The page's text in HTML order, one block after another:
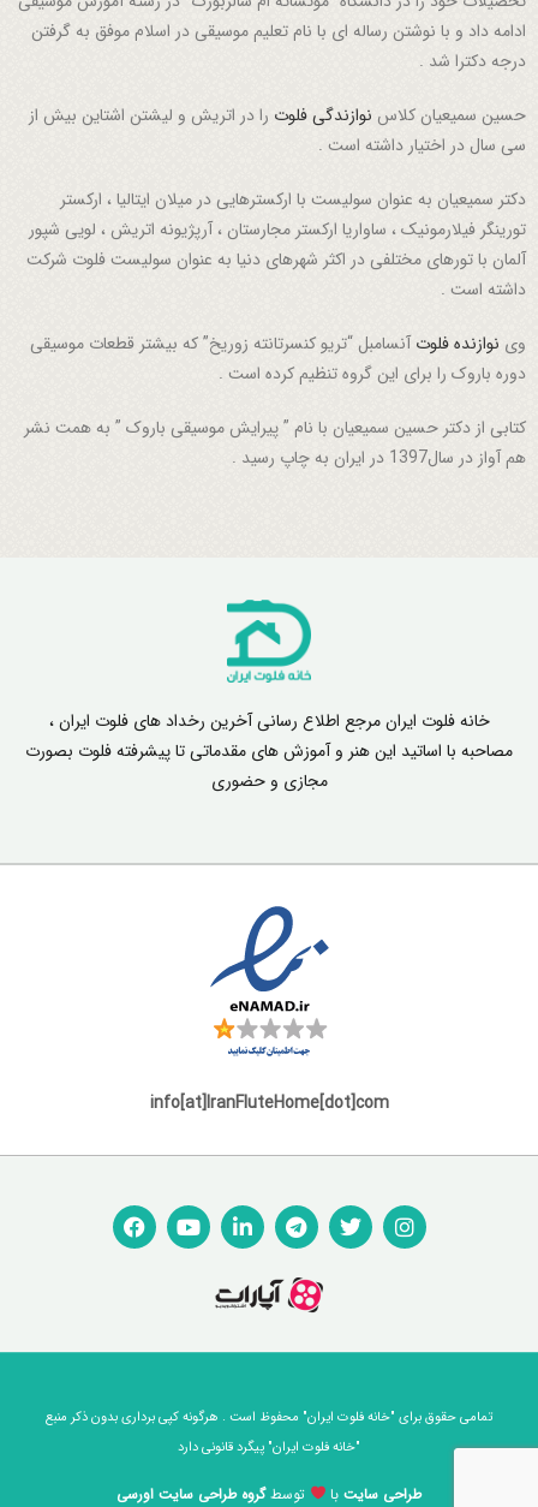
ادامه داد و با نوشتن رساله ای با نام تعلیم موسیقی در اسلام موفق به گرفتن
درجه دکترا شد .
حسین سمیعیان کلاس نوازندگی فلوت را در اتریش و لیشتن اشتاین بیش از
سی سال در اختیار داشته است .
دکتر سمیعیان به عنوان سولیست با ارکسترهایی در میلان ایتالیا ، ارکستر
تورینگر فیلارمونیک ، ساواریا ارکستر مجارستان ، آرپژیونه اتریش ، لویی شپور
آلمان با تورهای مختلفی در اکثر شهرهای دنیا به عنوان سولیست فلوت شرکت
داشته است .
وی نوازنده فلوتآنسامبل “تریو کنسرتانته زوریخ” که بیشتر قطعات موسیقی
دوره باروک را برای این گروه تنظیم کرده است .
کتابی از دکتر حسین سمیعیان با نام ” پیرایش موسیقی باروک ” به همت نشر
هم آواز در سال1397 در ایران به چاپ رسید .
خانه فلوت ایران مرجع اطلاع رسانی آخرین رخداد های فلوت ایران ،
مصاحبه با اساتید این هنر و آموزش های مقدماتی تا پیشرفته فلوت بصورت
مجازی و حضوری
info[at]IranFluteHome[dot]com
تمامی حقوق برای "خانه فلوت ایران" محفوظ است . هرگونه کپی برداری بدون ذکر منبع
"خانه فلوت ایران" پیگرد قانونی دارد
طراحی سایتبا توسطگروه طراحی سایت اورسی